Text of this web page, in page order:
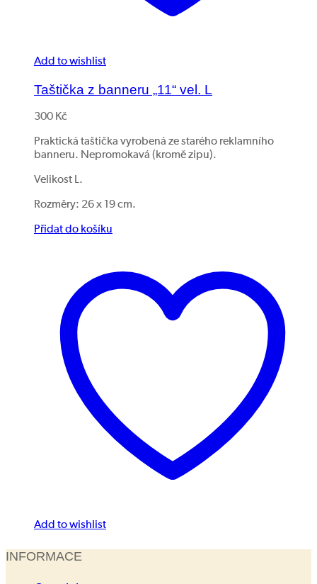
Add to wishlist
Taštička z banneru „11“ vel. L
300 Kč
Praktická taštička vyrobená ze starého reklamního
banneru. Nepromokavá (kromě zipu).
Velikost L.
Rozměry: 26 x 19 cm.
Přidat do košíku
Add to wishlist
INFORMACE